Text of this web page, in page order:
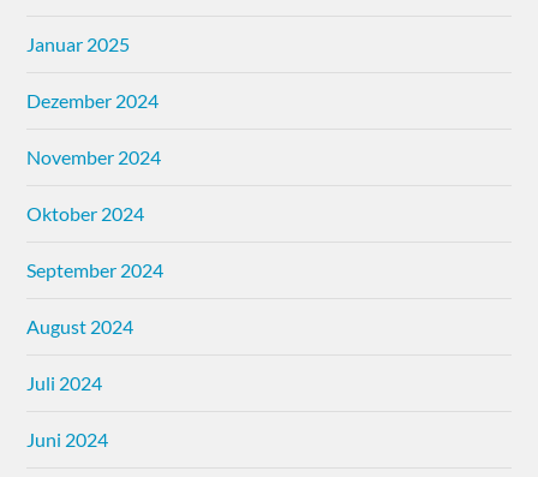
Januar 2025
Dezember 2024
November 2024
Oktober 2024
September 2024
August 2024
Juli 2024
Juni 2024